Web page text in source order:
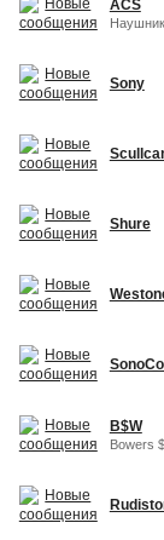
ACS
Sony
Shure
B$W
Bowers